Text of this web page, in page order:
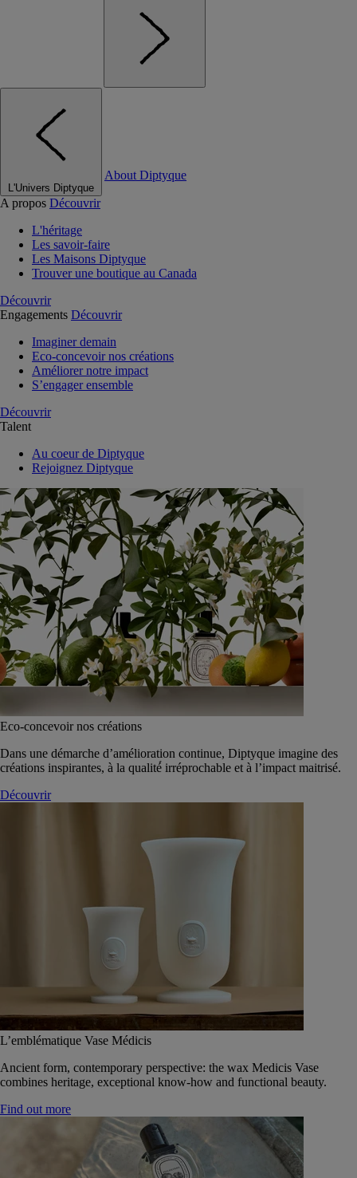
L'Univers Diptyque
About Diptyque
A propos Découvrir
L'héritage
Les savoir-faire
Les Maisons Diptyque
Trouver une boutique au Canada
Découvrir
Engagements Découvrir
Imaginer demain
Eco-concevoir nos créations
Améliorer notre impact
S’engager ensemble
Découvrir
Talent
Au coeur de Diptyque
Rejoignez Diptyque
Eco-concevoir nos créations
Dans une démarche d’amélioration continue, Diptyque imagine des
créations inspirantes, à la qualité́ irréprochable et à l’impact maitrisé.
Découvrir
L’emblématique Vase Médicis
Ancient form, contemporary perspective: the wax Medicis Vase
combines heritage, exceptional know-how and functional beauty.
Find out more